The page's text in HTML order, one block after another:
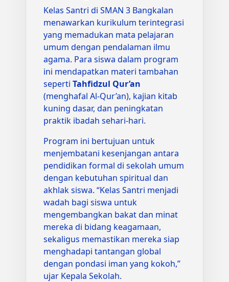
Kelas Santri di SMAN 3 Bangkalan
menawarkan kurikulum terintegrasi
yang memadukan mata pelajaran
umum dengan pendalaman ilmu
agama. Para siswa dalam program
ini mendapatkan materi tambahan
seperti Tahfidzul Qur’an
(menghafal Al-Qur’an), kajian kitab
kuning dasar, dan peningkatan
praktik ibadah sehari-hari.
Program ini bertujuan untuk
menjembatani kesenjangan antara
pendidikan formal di sekolah umum
dengan kebutuhan spiritual dan
akhlak siswa. “Kelas Santri menjadi
wadah bagi siswa untuk
mengembangkan bakat dan minat
mereka di bidang keagamaan,
sekaligus memastikan mereka siap
menghadapi tantangan global
dengan pondasi iman yang kokoh,”
ujar Kepala Sekolah.